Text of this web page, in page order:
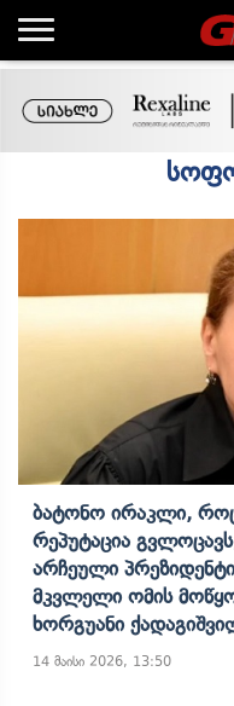
Ბატონო Ირაკლი,
Რეპუტაცია
Არჩეული
Მკვლელი Ომის
Ხორგუანი
14 მაისი 2026, 13:50